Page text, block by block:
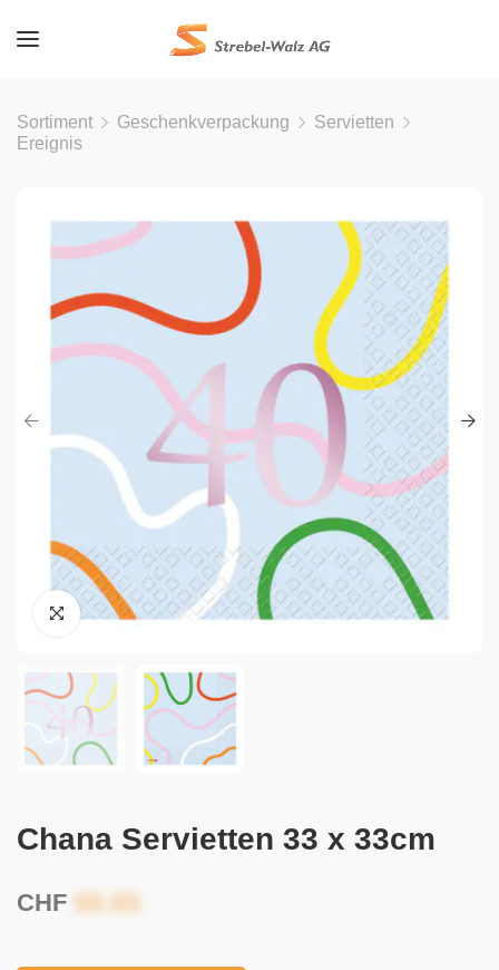
Sortiment Geschenkverpackung
Servietten
Ereignis
Chana Servietten 33 x 33cm
CHF